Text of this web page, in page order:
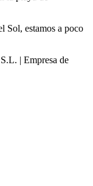
Sol, estamos a poco
| Empresa de